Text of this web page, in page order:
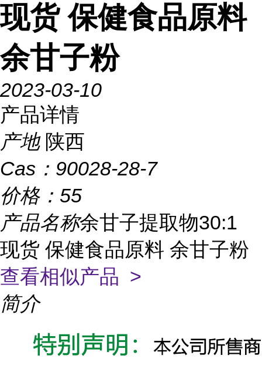
现货 保健食品原料
余甘子粉
2023-03-10
产品详情
产地 陕西
Cas： 90028-28-7
价格： 55
产品名称余甘子提取物30:1
现货 保健食品原料 余甘子粉
查看相似产品 >
简介